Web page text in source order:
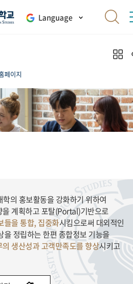
Language
페이지
의 홍보활동을 강화하기 위하여
계획하고 포탈(Portal)기반으로
들을 통합, 집중화시킴으로써 대외적인
을 정립하는 한편 종합정보 기능을
생산성과 고객만족도를 향상시키고